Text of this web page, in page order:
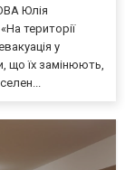
Юлія
території
у
що їх замінюють,